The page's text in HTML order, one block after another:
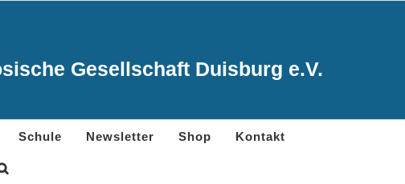
Gesellschaft Duisburg e.V.
Schule Newsletter Shop Kontakt